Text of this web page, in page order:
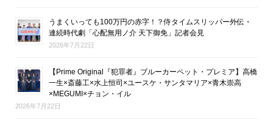
うまくいっても100万円の赤字！？侍タイムスリッパー外伝・
連続時代劇「心配無用ノ介 天下御免」記者会見
2026年7月22日
【Prime Original『犯罪者』ブルーカーペット・プレミア】高橋
一生×斎藤工×水上恒司×ユースケ・サンタマリア×青木崇高
×MEGUMI×チョン・イル
2026年7月22日